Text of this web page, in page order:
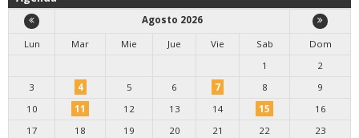
Agosto 2026
Lun
Mar Mie Jue Vie Sab
Dom
1
2
3
4 5 6 7 8
9
10
11 12 13 14 15
16
17
18 19 20 21 22
23